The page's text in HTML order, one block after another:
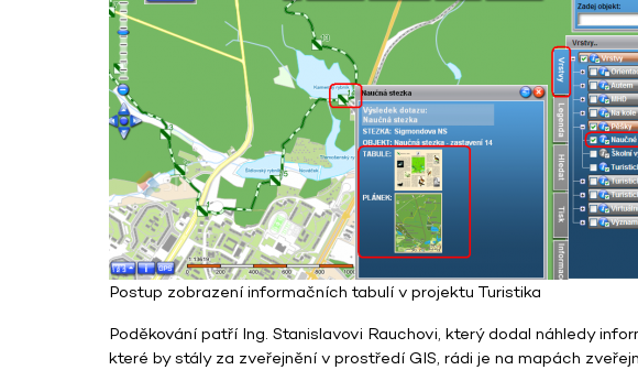
Postup zobrazení informačních tabulí v projektu Turistika
Poděkování patří Ing. Stanislavovi Rauchovi, který dodal náhledy
které by stály za zveřejnění v prostředí GIS, rádi je na mapách